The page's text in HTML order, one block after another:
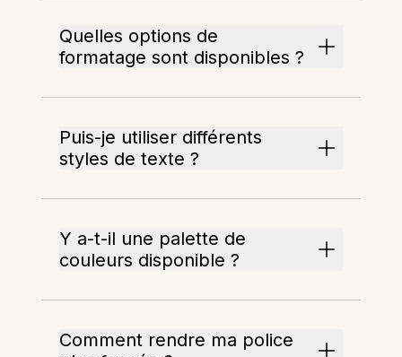
Quelles options de
formatage sont disponibles ?
Puis-je utiliser différents
styles de texte ?
Y a-t-il une palette de
couleurs disponible ?
Comment rendre ma police